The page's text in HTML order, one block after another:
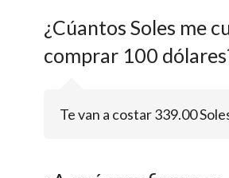
¿Cúantos Soles me
comprar 100
Te van a costar 339.00